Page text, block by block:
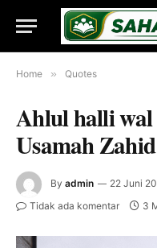
Home » Quotes
Ahlul halli
Usamah Zahid
By admin 22 Juni
Tidak ada komentar 3